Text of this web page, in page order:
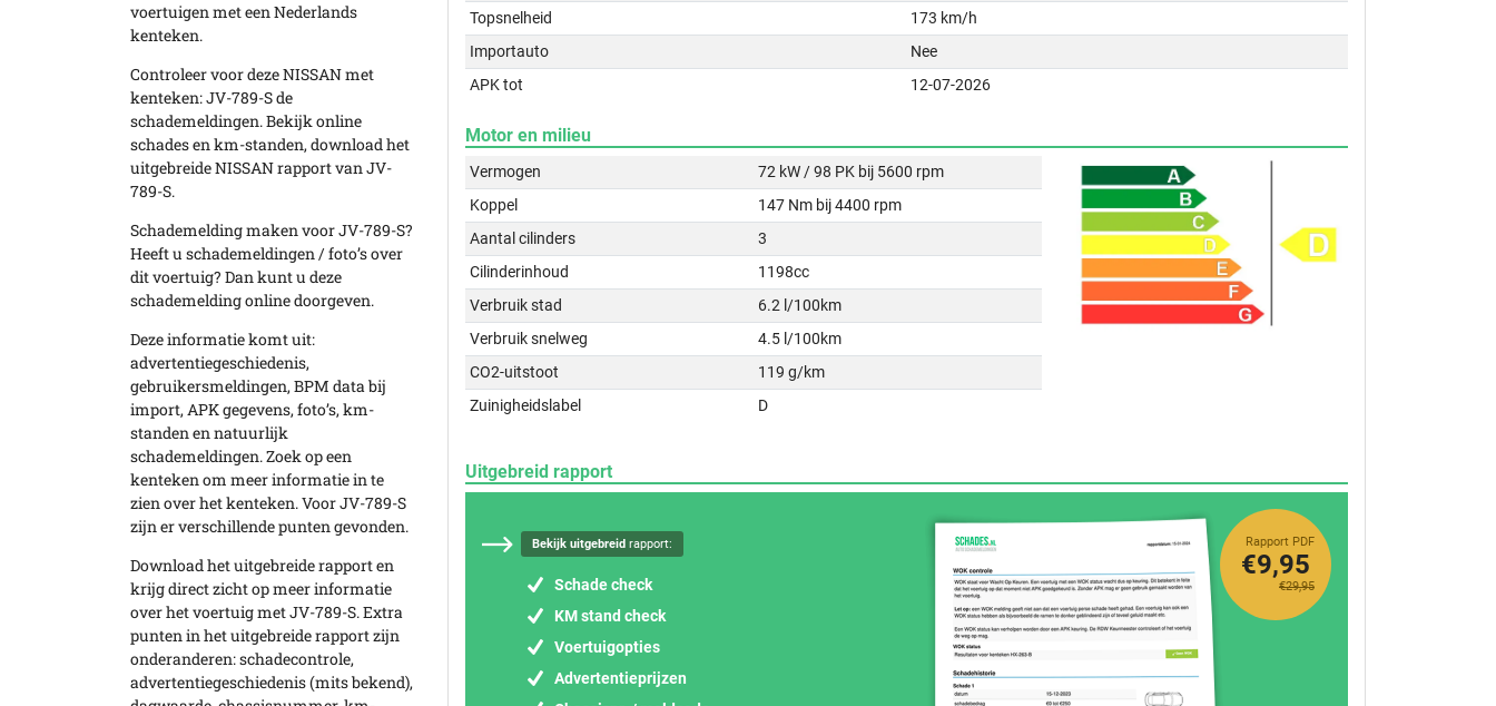
voertuigen met een Nederlands
kenteken.
Controleer voor deze NISSAN met
kenteken: JV-789-S de
schademeldingen. Bekijk online
schades en km-standen, download het
uitgebreide NISSAN rapport van JV-
789-S.
Schademelding maken voor JV-789-S?
Heeft u schademeldingen / foto’s over
dit voertuig? Dan kunt u deze
schademelding online doorgeven.
Deze informatie komt uit:
advertentiegeschiedenis,
gebruikersmeldingen, BPM data bij
import, APK gegevens, foto’s, km-
standen en natuurlijk
schademeldingen. Zoek op een
kenteken om meer informatie in te
zien over het kenteken. Voor JV-789-S
zijn er verschillende punten gevonden.
Download het uitgebreide rapport en
krijg direct zicht op meer informatie
over het voertuig met JV-789-S. Extra
punten in het uitgebreide rapport zijn
onderanderen: schadecontrole,
advertentiegeschiedenis (mits bekend),
Topsnelheid
173 km/h
Importauto
Nee
APK tot
12-07-2026
Motor en milieu
Vermogen
72 kW / 98 PK bij 5600 rpm
Koppel
147 Nm bij 4400 rpm
Aantal cilinders
3
Cilinderinhoud
1198cc
Verbruik stad
6.2 l/100km
Verbruik snelweg
4.5 l/100km
CO2-uitstoot
119 g/km
Zuinigheidslabel
D
Uitgebreid rapport
Bekijk uitgebreid rapport:
Schade check
KM stand check
Voertuigopties
Advertentieprijzen
Rapport PDF
€29,95
€9,95